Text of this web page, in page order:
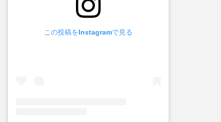
この投稿をInstagramで見る